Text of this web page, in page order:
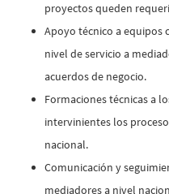
proyectos queden
Apoyo técnico a equipos
nivel de servicio a
acuerdos de negocio.
Formaciones técnicas a
intervinientes los
nacional.
Comunicación y
mediadores a nivel